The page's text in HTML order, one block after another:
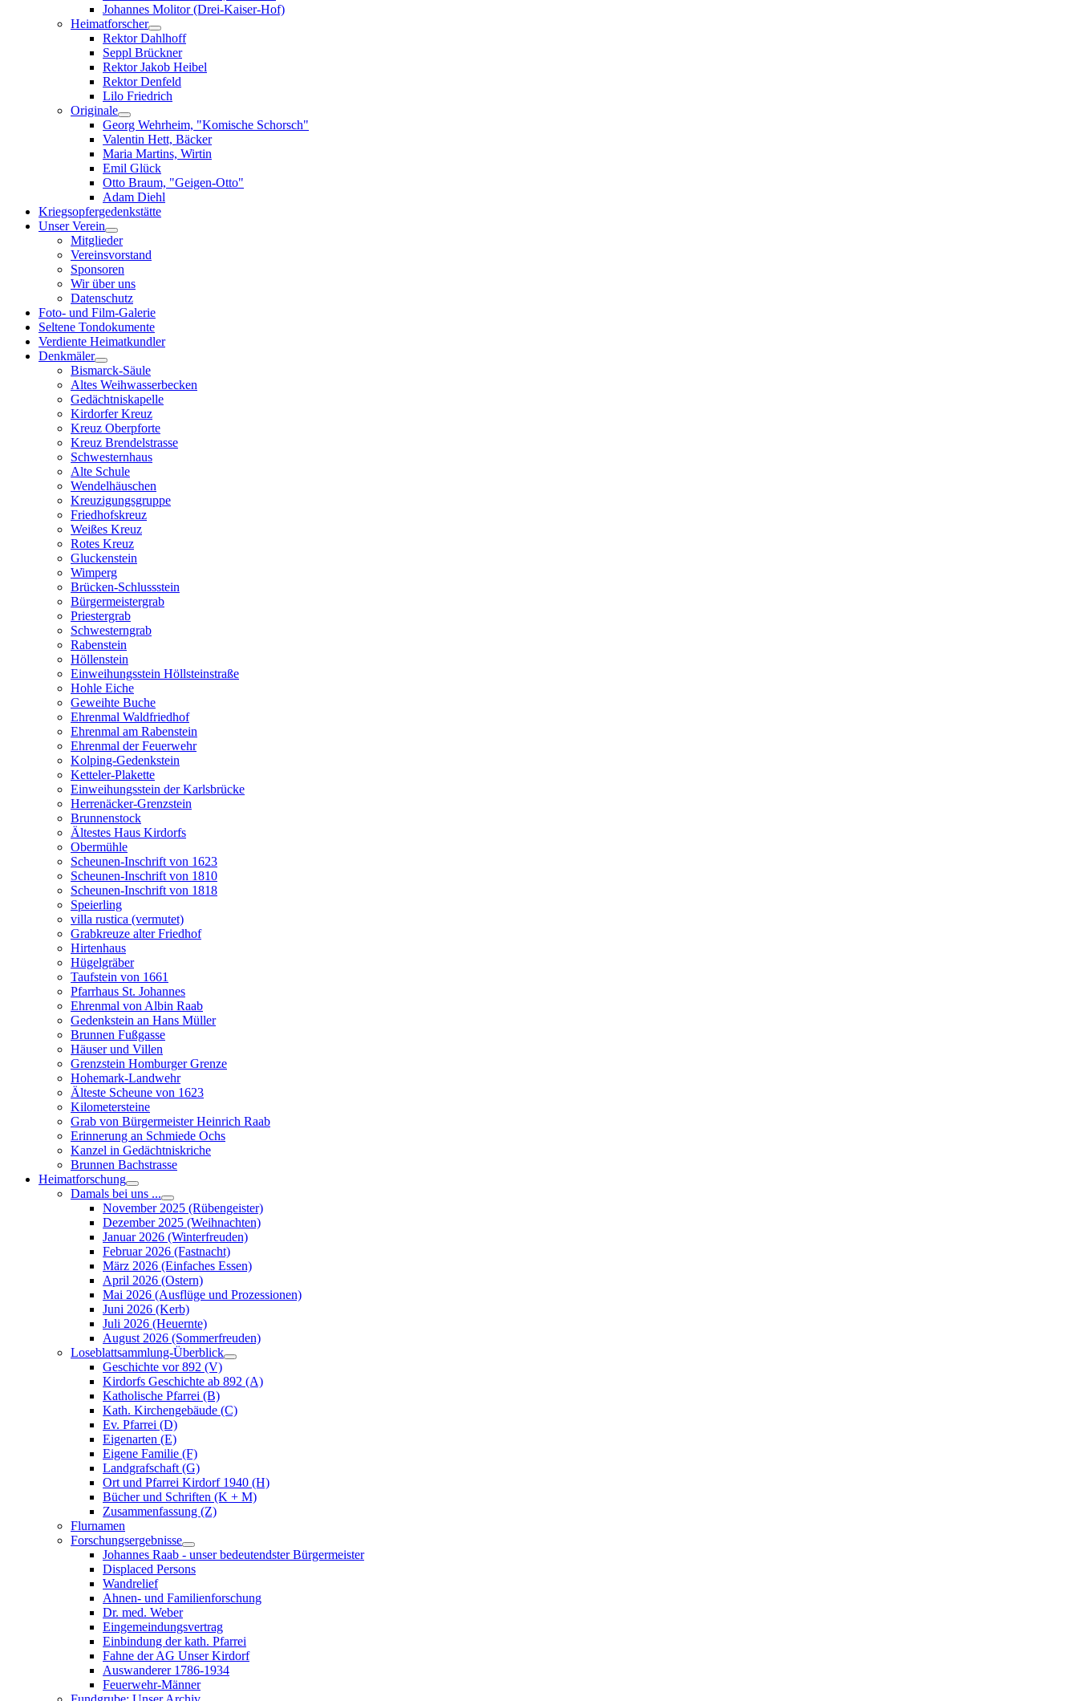
Johannes Molitor (Drei-Kaiser-Hof)
Heimatforscher
Rektor Dahlhoff
Seppl Brückner
Rektor Jakob Heibel
Rektor Denfeld
Lilo Friedrich
Originale
Georg Wehrheim, "Komische Schorsch"
Valentin Hett, Bäcker
Maria Martins, Wirtin
Emil Glück
Otto Braum, "Geigen-Otto"
Adam Diehl
Kriegsopfergedenkstätte
Unser Verein
Mitglieder
Vereinsvorstand
Sponsoren
Wir über uns
Datenschutz
Foto- und Film-Galerie
Seltene Tondokumente
Verdiente Heimatkundler
Denkmäler
Bismarck-Säule
Altes Weihwasserbecken
Gedächtniskapelle
Kirdorfer Kreuz
Kreuz Oberpforte
Kreuz Brendelstrasse
Schwesternhaus
Alte Schule
Wendelhäuschen
Kreuzigungsgruppe
Friedhofskreuz
Weißes Kreuz
Rotes Kreuz
Gluckenstein
Wimperg
Brücken-Schlussstein
Bürgermeistergrab
Priestergrab
Schwesterngrab
Rabenstein
Höllenstein
Einweihungsstein Höllsteinstraße
Hohle Eiche
Geweihte Buche
Ehrenmal Waldfriedhof
Ehrenmal am Rabenstein
Ehrenmal der Feuerwehr
Kolping-Gedenkstein
Ketteler-Plakette
Einweihungsstein der Karlsbrücke
Herrenäcker-Grenzstein
Brunnenstock
Ältestes Haus Kirdorfs
Obermühle
Scheunen-Inschrift von 1623
Scheunen-Inschrift von 1810
Scheunen-Inschrift von 1818
Speierling
villa rustica (vermutet)
Grabkreuze alter Friedhof
Hirtenhaus
Hügelgräber
Taufstein von 1661
Pfarrhaus St. Johannes
Ehrenmal von Albin Raab
Gedenkstein an Hans Müller
Brunnen Fußgasse
Häuser und Villen
Grenzstein Homburger Grenze
Hohemark-Landwehr
Älteste Scheune von 1623
Kilometersteine
Grab von Bürgermeister Heinrich Raab
Erinnerung an Schmiede Ochs
Kanzel in Gedächtniskriche
Brunnen Bachstrasse
Heimatforschung
Damals bei uns ...
November 2025 (Rübengeister)
Dezember 2025 (Weihnachten)
Januar 2026 (Winterfreuden)
Februar 2026 (Fastnacht)
März 2026 (Einfaches Essen)
April 2026 (Ostern)
Mai 2026 (Ausflüge und Prozessionen)
Juni 2026 (Kerb)
Juli 2026 (Heuernte)
August 2026 (Sommerfreuden)
Loseblattsammlung-Überblick
Geschichte vor 892 (V)
Kirdorfs Geschichte ab 892 (A)
Katholische Pfarrei (B)
Kath. Kirchengebäude (C)
Ev. Pfarrei (D)
Eigenarten (E)
Eigene Familie (F)
Landgrafschaft (G)
Ort und Pfarrei Kirdorf 1940 (H)
Bücher und Schriften (K + M)
Zusammenfassung (Z)
Flurnamen
Forschungsergebnisse
Johannes Raab - unser bedeutendster Bürgermeister
Displaced Persons
Wandrelief
Ahnen- und Familienforschung
Dr. med. Weber
Eingemeindungsvertrag
Einbindung der kath. Pfarrei
Fahne der AG Unser Kirdorf
Auswanderer 1786-1934
Feuerwehr-Männer